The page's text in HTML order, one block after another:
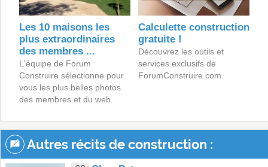
Les 10 maisons les
plus extraordinaires
des membres ...
L'équipe de Forum
Construire sélectionne pour
vous les plus belles photos
des membres et du web.
Calculette construction
gratuite !
Découvrez les outils et
services exclusifs de
ForumConstruire.com
Autres récits de construction :